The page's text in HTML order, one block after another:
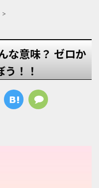
>
な意味？ ゼロか
！！